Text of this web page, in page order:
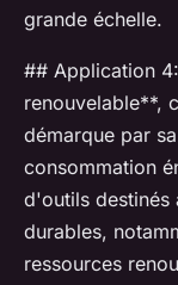
grande échelle.
## Application
renouvelable**,
démarque par
consommation
d'outils
durables,
ressources